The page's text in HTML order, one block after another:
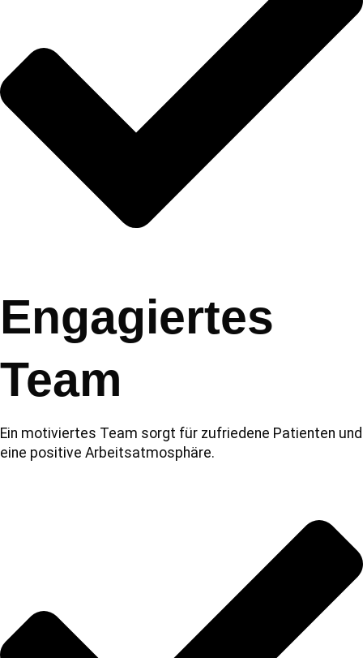
Engagiertes
Team
Ein motiviertes Team sorgt für zufriedene Patienten und
eine positive Arbeitsatmosphäre.